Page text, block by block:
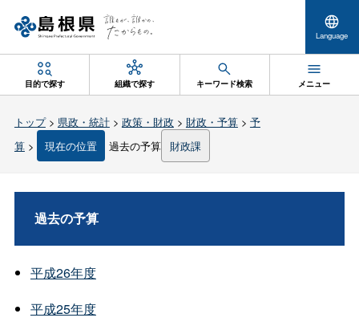
Language
目的で探す 組織で探す キーワード検索 メニュー
トップ> 県政・統計> 政策・財政 > 財政・予算> 予
算> 現在の位置 過去の予算 財政課
過去の予算
平成26年度
平成25年度